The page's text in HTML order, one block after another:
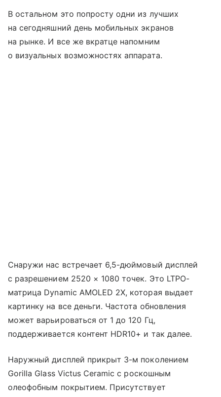
В остальном это попросту одни из лучших
на сегодняшний день мобильных экранов
на рынке. И все же вкратце напомним
о визуальных возможностях аппарата.
Снаружи нас встречает 6,5-дюймовый дисплей
с разрешением 2520 × 1080 точек. Это LTPO-
матрица Dynamic AMOLED 2X, которая выдает
картинку на все деньги. Частота обновления
может варьироваться от 1 до 120 Гц,
поддерживается контент HDR10+ и так далее.
Наружный дисплей прикрыт 3-м поколением
Gorilla Glass Victus Ceramic с роскошным
олеофобным покрытием. Присутствует